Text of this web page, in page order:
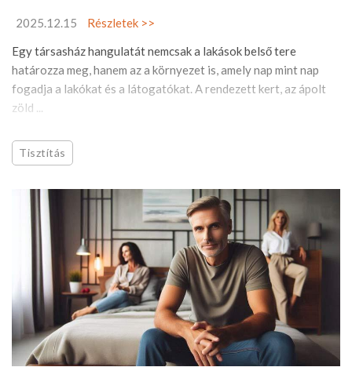
2025.12.15
Részletek >>
Egy társasház hangulatát nemcsak a lakások belső tere
határozza meg, hanem az a környezet is, amely nap mint nap
fogadja a lakókat és a látogatókat. A rendezett kert, az ápolt
zöld ...
Tisztítás